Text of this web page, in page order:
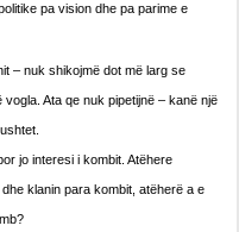
pa vision dhe pa parime e
– nuk shikojmë dot më larg se
Ata qe nuk pipetijnë – kanë një
jo interesi i kombit. Atëhere
klanin para kombit, atëherë a e